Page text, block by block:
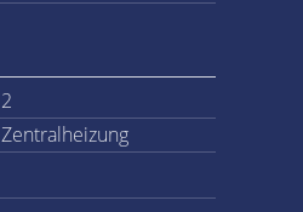
2
Zentralheizung